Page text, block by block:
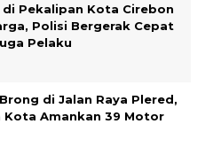
di Pekalipan Kota Cirebon
Polisi Bergerak Cepat
Pelaku
di Jalan Raya Plered,
Kota Amankan 39 Motor